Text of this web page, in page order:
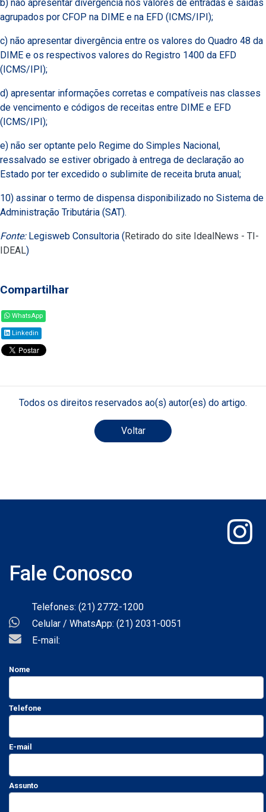
b) não apresentar divergência nos valores de entradas e saídas
agrupados por CFOP na DIME e na EFD (ICMS/IPI);
c) não apresentar divergência entre os valores do Quadro 48 da
DIME e os respectivos valores do Registro 1400 da EFD
(ICMS/IPI);
d) apresentar informações corretas e compatíveis nas classes
de vencimento e códigos de receitas entre DIME e EFD
(ICMS/IPI);
e) não ser optante pelo Regime do Simples Nacional,
ressalvado se estiver obrigado à entrega de declaração ao
Estado por ter excedido o sublimite de receita bruta anual;
10) assinar o termo de dispensa disponibilizado no Sistema de
Administração Tributária (SAT).
Fonte:Legisweb Consultoria (Retirado do site IdealNews - TI-
IDEAL)
Compartilhar
WhatsApp
Linkedin
Todos os direitos reservados ao(s) autor(es) do artigo.
Voltar
Fale Conosco
Telefones: (21) 2772-1200
Celular / WhatsApp: (21) 2031-0051
E-mail:
Nome
Telefone
E-mail
Assunto